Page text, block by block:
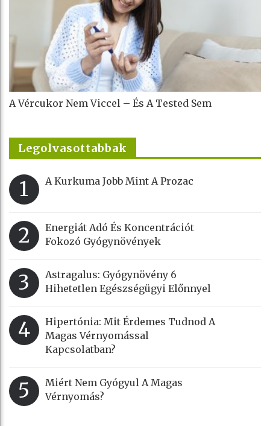
A Vércukor Nem Viccel – És A Tested Sem
Legolvasottabbak
1 A Kurkuma Jobb Mint A Prozac
2
Energiát Adó És Koncentrációt
Fokozó Gyógynövények
3
Astragalus: Gyógynövény 6
Hihetetlen Egészségügyi Előnnyel
4
Hipertónia: Mit Érdemes Tudnod A
Magas Vérnyomással
Kapcsolatban?
5
Miért Nem Gyógyul A Magas
Vérnyomás?